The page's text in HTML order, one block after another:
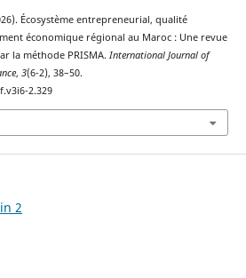
Écosystème entrepreneurial, qualité
économique régional au Maroc : Une revue
la méthode PRISMA. International Journal of
, 3(6-2), 38–50.
2.329
2